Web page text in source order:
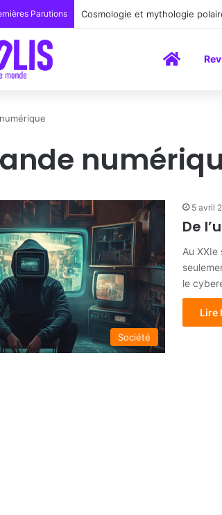
Parutions Cosmologie et mythologie
Accueil
Société
5 avril
De
Au
le
Lire